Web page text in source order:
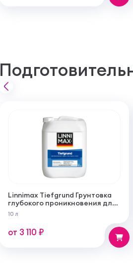
Linnimax Tiefgrund Грунтовка
глубокого проникновения для
внутренних и наружных работ
10 л
от 3 110 ₽